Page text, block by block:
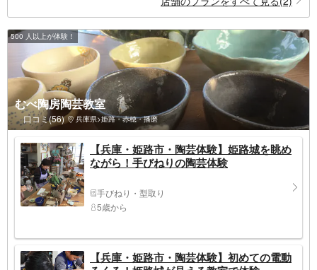
500 人以上が体験！
むべ陶房陶芸教室
口コミ(56) 兵庫県>姫路・赤穂・播磨
【兵庫・姫路市・陶芸体験】姫路城を眺め
ながら！手びねりの陶芸体験
手びねり・型取り
5歳から
【兵庫・姫路市・陶芸体験】初めての電動